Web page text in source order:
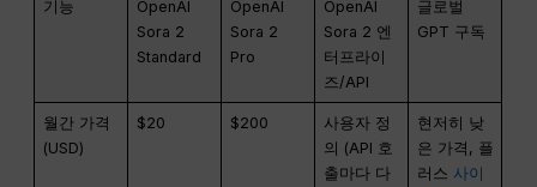
기능
OpenAI
Sora 2
Standard
OpenAI
Sora 2
Pro
OpenAI
Sora 2 엔
터프라이
즈/API
글로벌
GPT 구독
월간 가격
(USD)
$20 $200
사용자 정
의 (API 호
출마다 다
현저히 낮
은 가격, 플
러스 사이